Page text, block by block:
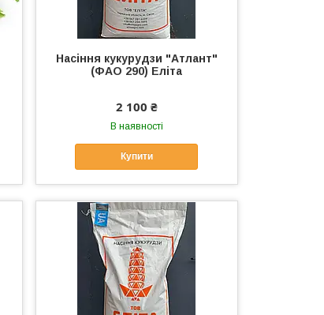
Насіння кукурудзи "Атлант"
(ФАО 290) Еліта
2 100 ₴
В наявності
Купити